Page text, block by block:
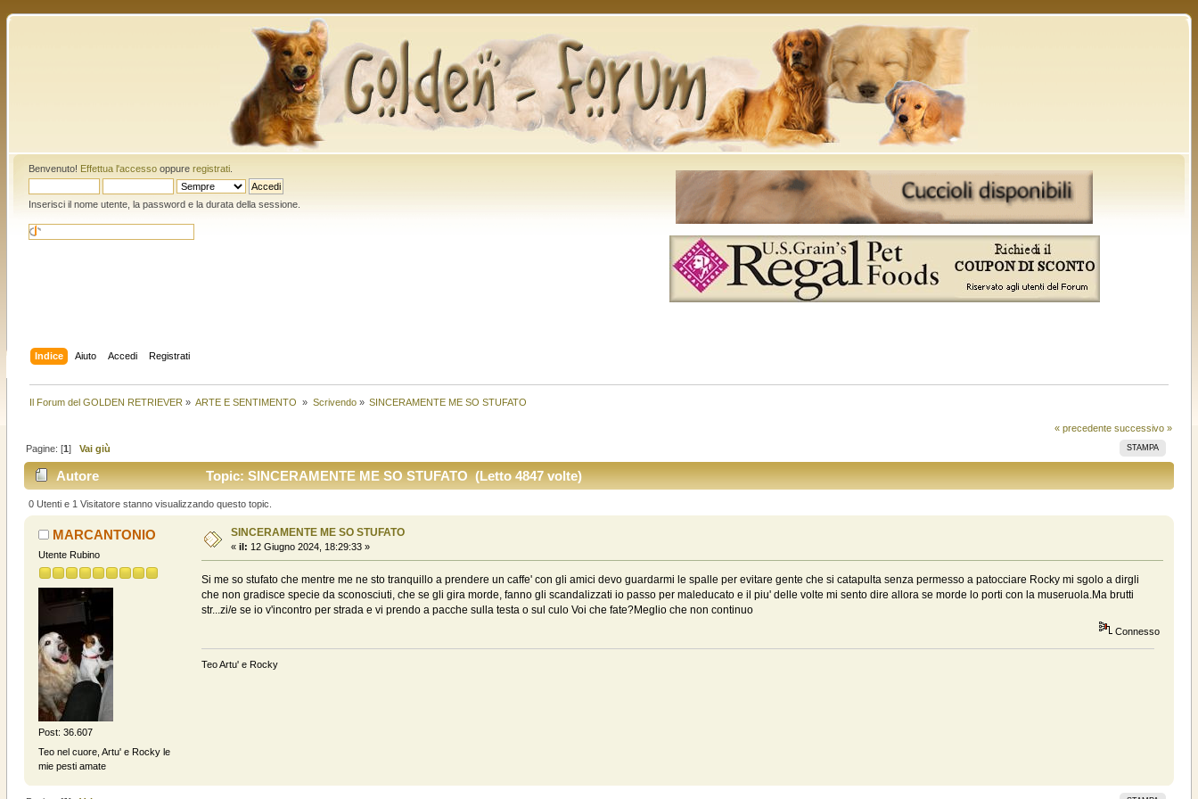
Benvenuto! Effettua l'accessooppure registrati.
Inserisci il nome utente, la password e la durata della sessione.
Indice Aiuto Accedi Registrati
Il Forum del GOLDEN RETRIEVER » ARTE E SENTIMENTO » Scrivendo» SINCERAMENTE ME SO STUFATO
« precedente successivo »
STAMPA
Pagine: [1] Vai giù
Autore Topic: SINCERAMENTE ME SO STUFATO (Letto 4847 volte)
0 Utenti e 1 Visitatore stanno visualizzando questo topic.
MARCANTONIO
Utente Rubino
Post: 36.607
Teo nel cuore, Artu' e Rocky le
mie pesti amate
SINCERAMENTE ME SO STUFATO
« il: 12 Giugno 2024, 18:29:33 »
Si me so stufato che mentre me ne sto tranquillo a prendere un caffe' con gli amici devo guardarmi le spalle per evitare gente che si catapulta senza permesso a patocciare Rocky mi sgolo a dirgli
che non gradisce specie da sconosciuti, che se gli gira morde, fanno gli scandalizzati io passo per maleducato e il piu' delle volte mi sento dire allora se morde lo porti con la museruola.Ma brutti
str...zi/e se io v'incontro per strada e vi prendo a pacche sulla testa o sul culo Voi che fate?Meglio che non continuo
Connesso
Teo Artu' e Rocky